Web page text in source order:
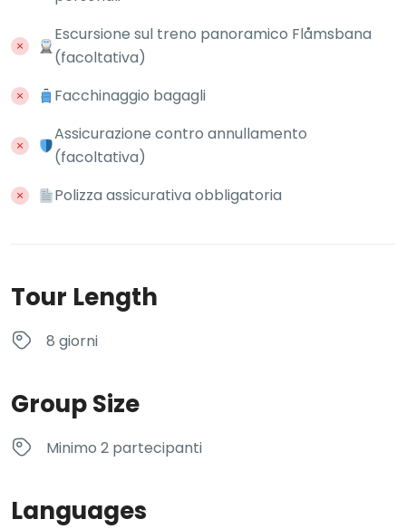
Escursione sul treno panoramico Flåmsbana
(facoltativa)
Facchinaggio bagagli
Assicurazione contro annullamento
(facoltativa)
Polizza assicurativa obbligatoria
Tour Length
8 giorni
Group Size
Minimo 2 partecipanti
Languages